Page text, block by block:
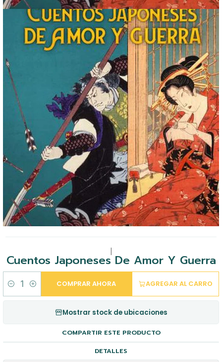
Cuentos Japoneses De Amor Y Guerra
Cantidad
AGREGAR AL CARRO
COMPRAR AHORA
Mostrar stock de ubicaciones
COMPARTIR ESTE PRODUCTO
DETALLES